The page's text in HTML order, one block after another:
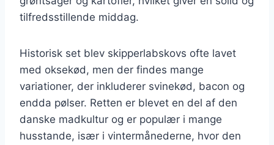
tilfredsstillende middag.
Historisk set blev skipperlabskovs ofte lavet
med oksekød, men der findes mange
variationer, der inkluderer svinekød, bacon og
endda pølser. Retten er blevet en del af den
danske madkultur og er populær i mange
husstande, især i vintermånederne, hvor den